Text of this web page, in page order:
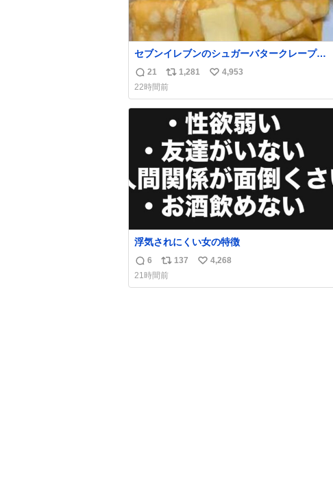
セブンイレブンのシュガーバタークレープと
えんがわの寿司を探している人へ！ シュガー
バタークレープは目黒、品川、蒲田、渋谷、
川崎、横浜、鶴見、九州の一部エリア限定商
品で8月5日に発注が終了したため店舗に置い
てあるところ少ないですが見つけたら即買い
返
信
数
21
リ
ポ
ス
ト
1,281
い
ね
数
4,953
22時間前
浮気されにくい女の特徴
返
信
6
リ
ポ
137
い
4,268
21時間前